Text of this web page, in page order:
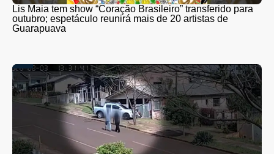
Lis Maia tem show “Coração Brasileiro” transferido para
outubro; espetáculo reunirá mais de 20 artistas de
Guarapuava